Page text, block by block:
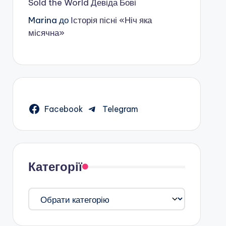
Sold the World Девіда Бові
Marina до Історія пісні «Ніч яка
місячна»
Facebook Telegram
Категорії
Категорії